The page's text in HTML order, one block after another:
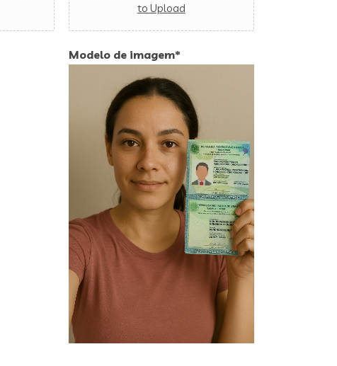
to Upload
Modelo de imagem*